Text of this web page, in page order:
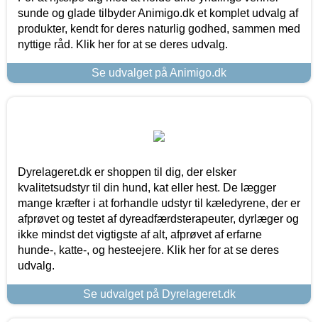
sunde og glade tilbyder Animigo.dk et komplet udvalg af
produkter, kendt for deres naturlig godhed, sammen med
nyttige råd. Klik her for at se deres udvalg.
Se udvalget på Animigo.dk
Dyrelageret.dk er shoppen til dig, der elsker
kvalitetsudstyr til din hund, kat eller hest. De lægger
mange kræfter i at forhandle udstyr til kæledyrene, der er
afprøvet og testet af dyreadfærdsterapeuter, dyrlæger og
ikke mindst det vigtigste af alt, afprøvet af erfarne
hunde-, katte-, og hesteejere. Klik her for at se deres
udvalg.
Se udvalget på Dyrelageret.dk